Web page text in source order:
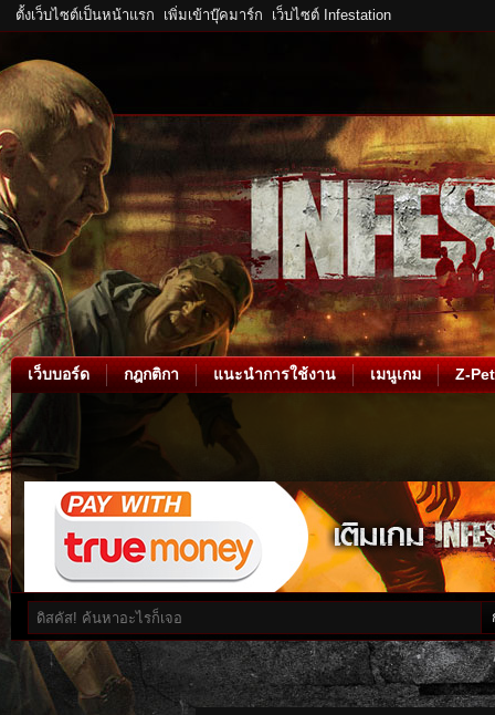
ตั้งเว็บไซต์เป็นหน้าแรก เพิ่มเข้าบุ๊คมาร์ก เว็บไซต์ Infestation
เว็บบอร์ด กฎกติกา แนะนำการใช้งาน เมนูเกม Z-Pet